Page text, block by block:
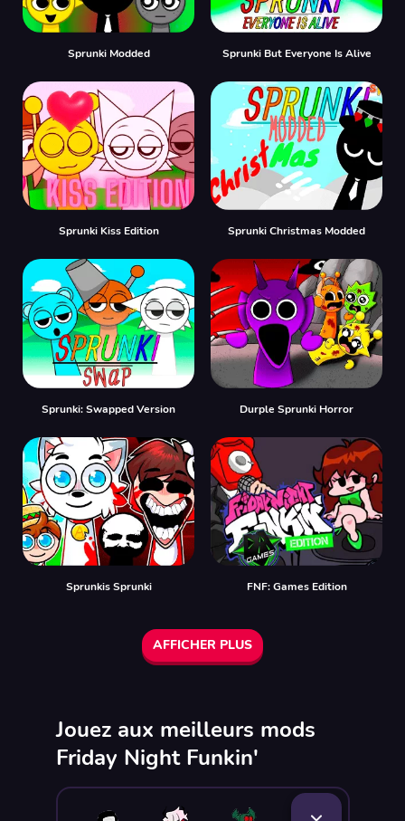
Sprunki Modded Sprunki But Everyone Is Alive
Sprunki Kiss Edition Sprunki Christmas Modded
Sprunki: Swapped Version Durple Sprunki Horror
Sprunkis Sprunki FNF: Games Edition
AFFICHER PLUS
Jouez aux meilleurs mods
Friday Night Funkin'